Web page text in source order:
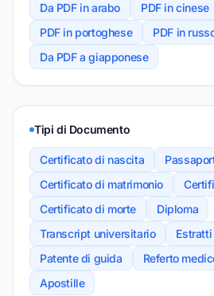
Da PDF in arabo
PDF in cinese
PDF in portoghese
PDF in
Da PDF a giapponese
Tipi di Documento
Certificato di nascita
Certificato di matrimonio
Certificato di morte
Diploma
Transcript universitario
Patente di guida
Referto
Apostille